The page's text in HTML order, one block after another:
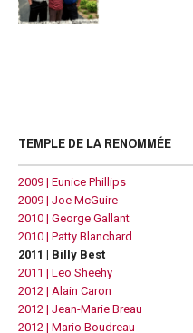
TEMPLE DE LA RENOMMÉE
2009 | Eunice Phillips
2009 | Joe McGuire
2010 | George Gallant
2010 | Patty Blanchard
2011 | Billy Best
2011 | Leo Sheehy
2012 | Alain Caron
2012 | Jean-Marie Breau
2012 | Mario Boudreau